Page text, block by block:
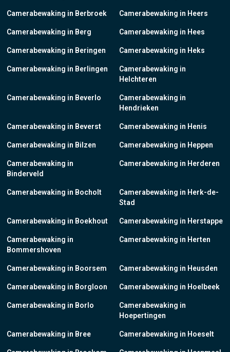
Camerabewaking in Berbroek
Camerabewaking in Berg
Camerabewaking in Beringen
Camerabewaking in Berlingen
Camerabewaking in Beverlo
Camerabewaking in Beverst
Camerabewaking in Bilzen
Camerabewaking in
Binderveld
Camerabewaking in Bocholt
Camerabewaking in Boekhout
Camerabewaking in
Bommershoven
Camerabewaking in Boorsem
Camerabewaking in Borgloon
Camerabewaking in Borlo
Camerabewaking in Bree
Camerabewaking in Heers
Camerabewaking in Hees
Camerabewaking in Heks
Camerabewaking in
Helchteren
Camerabewaking in
Hendrieken
Camerabewaking in Henis
Camerabewaking in Heppen
Camerabewaking in Herderen
Camerabewaking in Herk-de-
Stad
Camerabewaking in Herstappe
Camerabewaking in Herten
Camerabewaking in Heusden
Camerabewaking in Hoelbeek
Camerabewaking in
Hoepertingen
Camerabewaking in Hoeselt